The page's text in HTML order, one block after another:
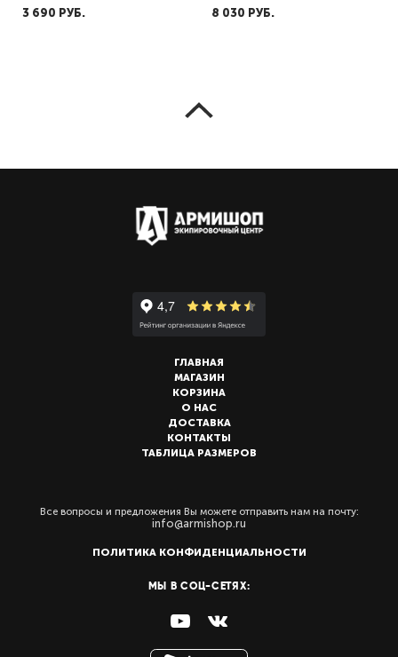
3 690 PУБ.
8 030 PУБ.
ГЛАВНАЯ
МАГАЗИН
КОРЗИНА
О НАС
ДОСТАВКА
КОНТАКТЫ
ТАБЛИЦА РАЗМЕРОВ
Все вопросы и предложения Вы можете отправить нам на почту:
info@armishop.ru
ПОЛИТИКА КОНФИДЕНЦИАЛЬНОСТИ
МЫ В СОЦ-СЕТЯХ: